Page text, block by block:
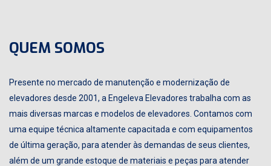
QUEM SOMOS
Presente no mercado de manutenção e modernização de
elevadores desde 2001, a Engeleva Elevadores trabalha com as
mais diversas marcas e modelos de elevadores. Contamos com
uma equipe técnica altamente capacitada e com equipamentos
de última geração, para atender às demandas de seus clientes,
além de um grande estoque de materiais e peças para atender